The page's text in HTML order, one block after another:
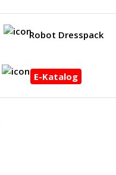
Robot Dresspack
E-Katalog